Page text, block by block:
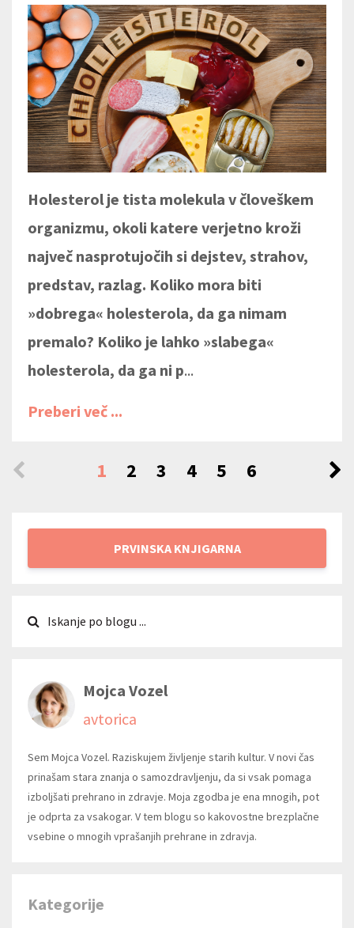
Holesterol je tista molekula v človeškem
organizmu, okoli katere verjetno kroži
največ nasprotujočih si dejstev, strahov,
predstav, razlag. Koliko mora biti
»dobrega« holesterola, da ga nimam
premalo? Koliko je lahko »slabega«
holesterola, da ga ni p...
Preberi več ...
1 2 3 4 5 6
PRVINSKA KNJIGARNA
Mojca Vozel
avtorica
Sem Mojca Vozel. Raziskujem življenje starih kultur. V novi čas
prinašam stara znanja o samozdravljenju, da si vsak pomaga
izboljšati prehrano in zdravje. Moja zgodba je ena mnogih, pot
je odprta za vsakogar. V tem blogu so kakovostne brezplačne
vsebine o mnogih vprašanjih prehrane in zdravja.
Kategorije